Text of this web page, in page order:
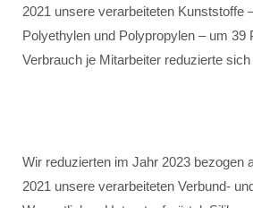
2021 unsere verarbeiteten Kunststoffe
Polyethylen und Polypropylen – um 39
Verbrauch je Mitarbeiter reduzierte
Wir reduzierten im Jahr 2023 bezogen
2021 unsere verarbeiteten Verbund-